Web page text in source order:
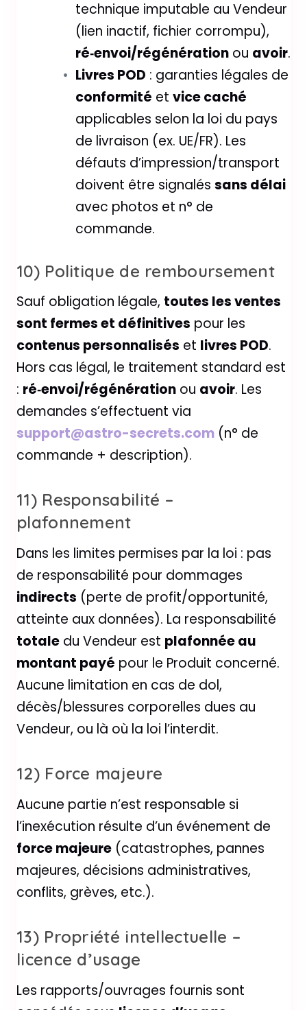
technique imputable au Vendeur
(lien inactif, fichier corrompu),
ré‑envoi/régénérationou avoir.
Livres POD : garanties légales de
conformité et vice caché
applicables selon la loi du pays
de livraison (ex. UE/FR). Les
défauts d’impression/transport
doivent être signalés sans délai
avec photos et n° de
commande.
10) Politique de remboursement
Sauf obligation légale, toutes les ventes
sont fermes et définitives pour les
contenus personnalisés et livres POD.
Hors cas légal, le traitement standard est
: ré‑envoi/régénération ou avoir. Les
demandes s’effectuent via
support@astro-secrets.com (n° de
commande + description).
11) Responsabilité –
plafonnement
Dans les limites permises par la loi : pas
de responsabilité pour dommages
indirects (perte de profit/opportunité,
atteinte aux données). La responsabilité
totale du Vendeur est plafonnée au
montant payé pour le Produit concerné.
Aucune limitation en cas de dol,
décès/blessures corporelles dues au
Vendeur, ou là où la loi l’interdit.
12) Force majeure
Aucune partie n’est responsable si
l’inexécution résulte d’un événement de
force majeure (catastrophes, pannes
majeures, décisions administratives,
conflits, grèves, etc.).
13) Propriété intellectuelle –
licence d’usage
Les rapports/ouvrages fournis sont